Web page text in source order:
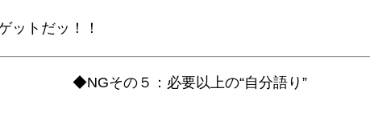
ットだッ！！
◆NGその５：必要以上の“自分語り”